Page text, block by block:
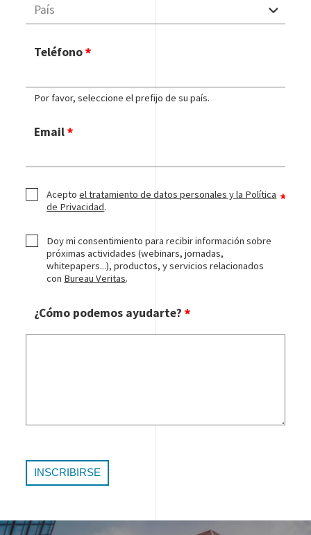
Teléfono
Por favor, seleccione el prefijo de su país.
Email
Aceptoel tratamiento de datos personales y la Política
de Privacidad.
Doy mi consentimiento para recibir información sobre
próximas actividades (webinars, jornadas,
whitepapers...), productos, y servicios relacionados
con Bureau Veritas.
¿Cómo podemos ayudarte?